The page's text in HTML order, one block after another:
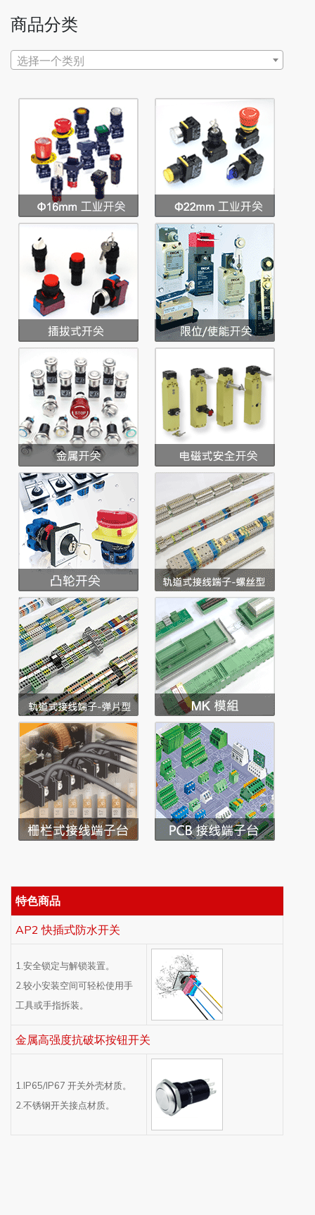
商品分类
选择一个类别
特色商品
AP2 快插式防水开关
1.安全锁定与解锁装置。
2.较小安装空间可轻松使用手
工具或手指拆装。
金属高强度抗破坏按钮开关
1.IP65/IP67 开关外壳材质。
2.不锈钢开关接点材质。